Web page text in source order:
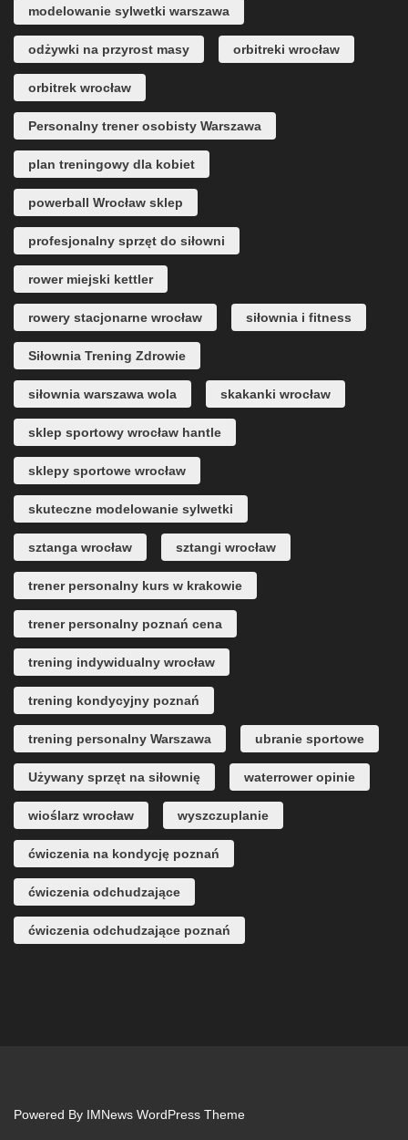
modelowanie sylwetki warszawa
odżywki na przyrost masy orbitreki wrocław
orbitrek wrocław
Personalny trener osobisty Warszawa
plan treningowy dla kobiet
powerball Wrocław sklep
profesjonalny sprzęt do siłowni
rower miejski kettler
rowery stacjonarne wrocław siłownia i fitness
Siłownia Trening Zdrowie
siłownia warszawa wola skakanki wrocław
sklep sportowy wrocław hantle
sklepy sportowe wrocław
skuteczne modelowanie sylwetki
sztanga wrocław sztangi wrocław
trener personalny kurs w krakowie
trener personalny poznań cena
trening indywidualny wrocław
trening kondycyjny poznań
trening personalny Warszawa ubranie sportowe
Używany sprzęt na siłownię waterrower opinie
wioślarz wrocław wyszczuplanie
ćwiczenia na kondycję poznań
ćwiczenia odchudzające
ćwiczenia odchudzające poznań
Powered By IMNews WordPress Theme